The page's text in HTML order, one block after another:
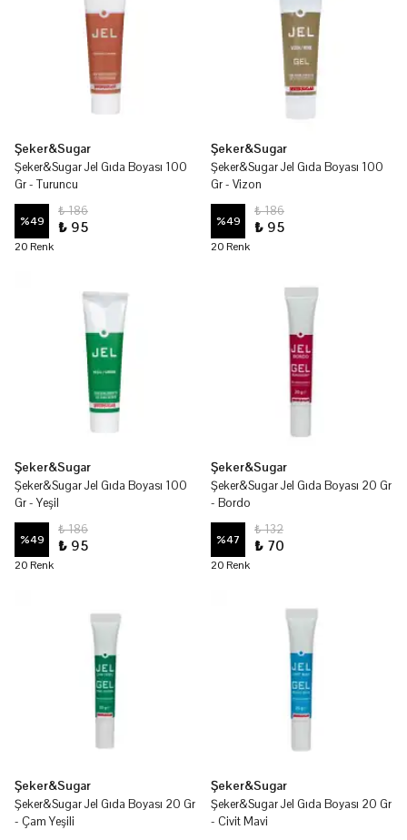
Şeker&Sugar
Şeker&Sugar Jel Gıda Boyası 100
Gr - Turuncu
%49
₺ 186
₺ 95
20 Renk
Şeker&Sugar
Şeker&Sugar Jel Gıda Boyası 100
Gr - Vizon
%49
₺ 186
₺ 95
20 Renk
Şeker&Sugar
Şeker&Sugar Jel Gıda Boyası 100
Gr - Yeşil
%49
₺ 186
₺ 95
20 Renk
Şeker&Sugar
Şeker&Sugar Jel Gıda Boyası 20 Gr
- Bordo
%47
₺ 132
₺ 70
20 Renk
Şeker&Sugar
Şeker&Sugar Jel Gıda Boyası 20 Gr
- Çam Yeşili
Şeker&Sugar
Şeker&Sugar Jel Gıda Boyası 20 Gr
- Civit Mavi